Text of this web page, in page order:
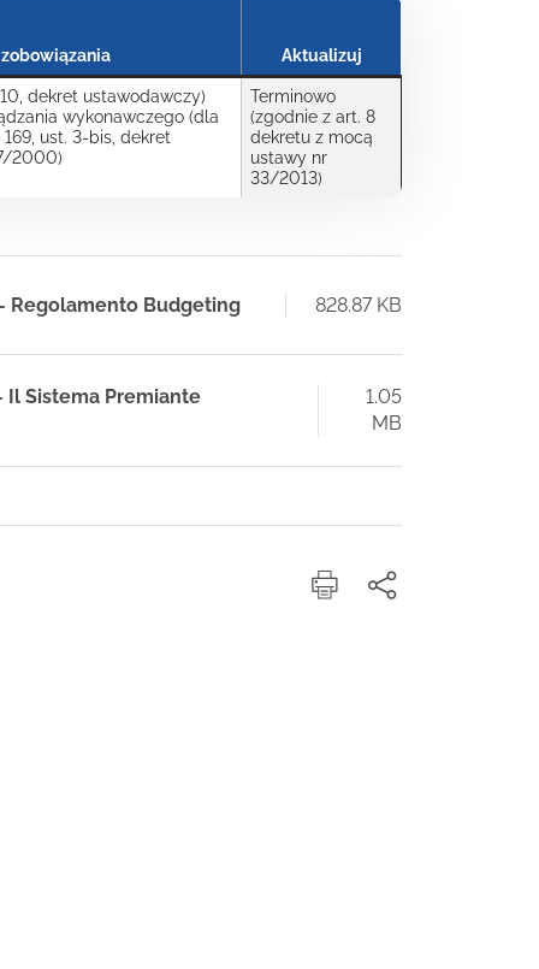
Aktualizuj
dekret ustawodawczy)
wykonawczego (dla
ust. 3-bis, dekret
2000)
Terminowo
(zgodnie z art. 8
dekretu z mocą
ustawy nr
33/2013)
Regolamento Budgeting 828.87 KB
Il Sistema Premiante
1.05
MB